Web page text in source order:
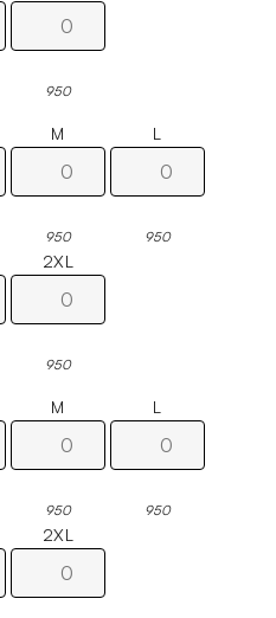
950
M
950
L
950
2XL
950
M
950
L
950
2XL